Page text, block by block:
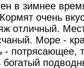
в зимнее
очень
отличный.
Море -
- потрясающее,
богатый